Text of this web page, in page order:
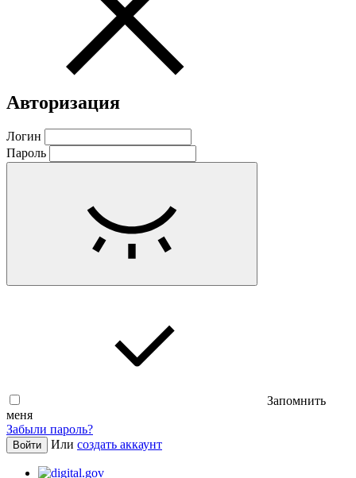
Авторизация
Логин
Пароль
Запомнить
меня
Забыли пароль?
Войти Или создать аккаунт